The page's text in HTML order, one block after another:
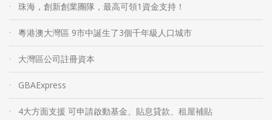
珠海，創新創業團隊，最高可領1資金支持！
粵港澳大灣區 9市中誕生了3個千年級人口城市
大灣區公司註冊資本
GBAExpress
4大方面支援 可申請啟動基金、貼息貸款、租屋補貼